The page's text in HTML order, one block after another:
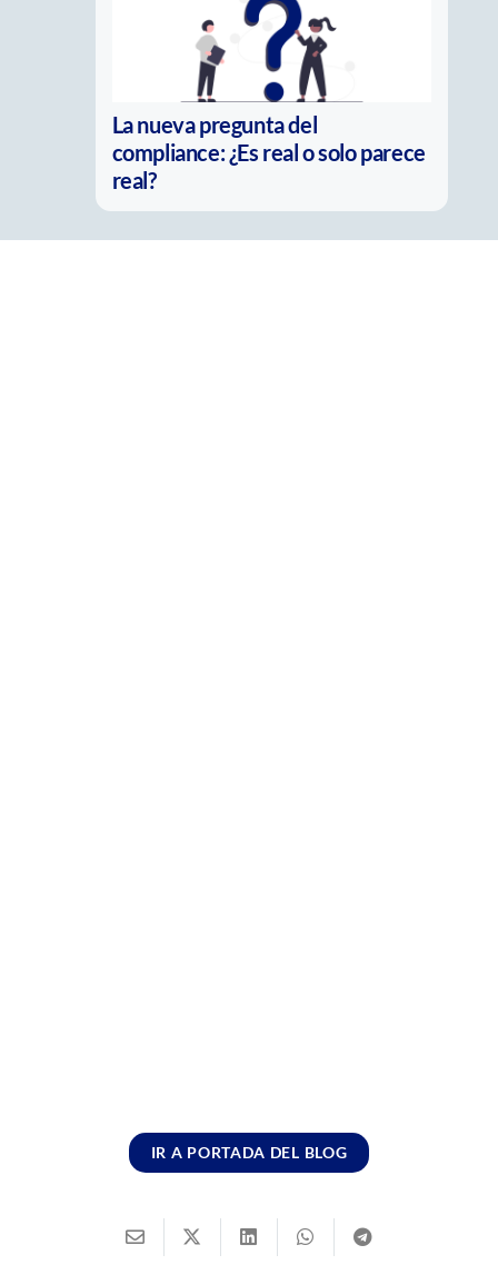
La nueva pregunta del
compliance: ¿Es real o solo parece
real?
IR A PORTADA DEL BLOG